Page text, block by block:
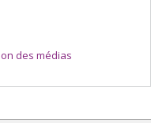
des médias